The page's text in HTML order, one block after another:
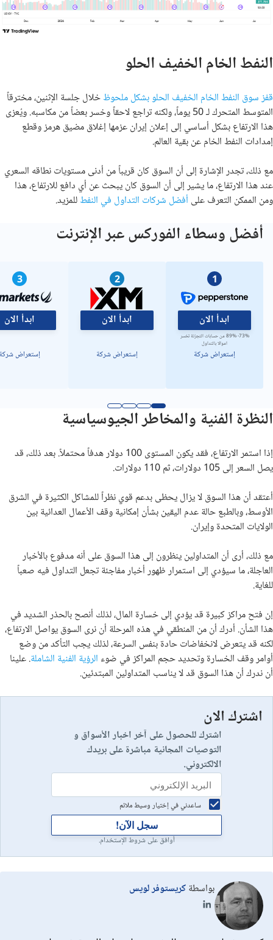
النفط الخام الخفيف الحلو
قفز سوق النفط الخام الخفيف الحلو بشكل ملحوظخلال جلسة الإثنين، مخترقاً
المتوسط المتحرك لـ 50 يوماً، ولكنه تراجع لاحقاً وخسر بعضاً من مكاسبه. ويُعزى
هذا الارتفاع بشكل أساسي إلى إعلان إيران عزمها إغلاق مضيق هرمز وقطع
إمدادات النفط الخام عن بقية العالم.
مع ذلك، تجدر الإشارة إلى أن السوق كان قريباً من أدنى مستويات نطاقه السعري
عند هذا الارتفاع، ما يشير إلى أن السوق كان يبحث عن أي دافع للارتفاع، هذا
ومن الممكن التعرف على أفضل شركات التداول في النفطللمزيد.
أفضل وسطاء الفوركس عبر الإنترنت
1
ابدأ الان
73%- 89% من حسابات التجزئة تخسر
اموالا بالتداول
إستعراض شركة
2
ابدأ الان
إستعراض شركة
3
ابدأ الان
إستعراض
النظرة الفنية والمخاطر الجيوسياسية
إذا استمر الارتفاع، فقد يكون المستوى 100 دولار هدفاً محتملاً. بعد ذلك، قد
يصل السعر إلى 105 دولارات، ثم 110 دولارات.
أعتقد أن هذا السوق لا يزال يحظى بدعم قوي نظراً للمشاكل الكثيرة في الشرق
الأوسط، وبالطبع حالة عدم اليقين بشأن إمكانية وقف الأعمال العدائية بين
الولايات المتحدة وإيران.
مع ذلك، أرى أن المتداولين ينظرون إلى هذا السوق على أنه مدفوع بالأخبار
العاجلة، ما سيؤدي إلى استمرار ظهور أخبار مفاجئة تجعل التداول فيه صعباً
للغاية.
إن فتح مراكز كبيرة قد يؤدي إلى خسارة المال، لذلك أنصح بالحذر الشديد في
هذا الشأن. أدرك أن من المنطقي في هذه المرحلة أن نرى السوق يواصل الارتفاع،
لكنه قد يتعرض لانخفاضات حادة بنفس السرعة، لذلك يجب التأكد من وضع
أوامر وقف الخسارة وتحديد حجم المراكز في ضوء الرؤية الفنية الشاملة. علينا
أن ندرك أن هذا السوق قد لا يناسب المتداولين المبتدئين.
اشترك الان
اشترك للحصول على آخر اخبار الأسواق و
التوصيات المجانية مباشرة على بريدك
الالكتروني.
ساعدني في إختيار وسيط ملائم
سجل الآن!
أوافق على شروط الإستخدام.
بواسطةكريستوفر لويس